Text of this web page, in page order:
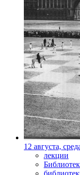
12 августа,
лекции